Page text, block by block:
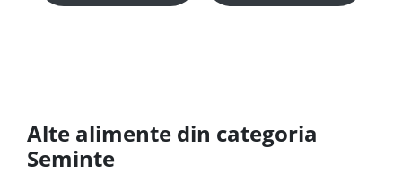
Alte alimente din categoria
Seminte